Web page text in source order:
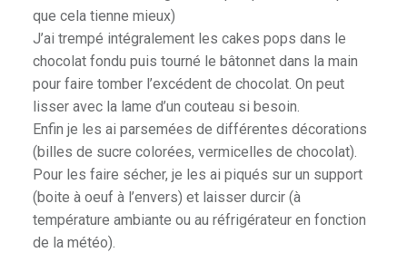
que cela tienne mieux)
J’ai trempé intégralement les cakes pops dans le
chocolat fondu puis tourné le bâtonnet dans la main
pour faire tomber l’excédent de chocolat. On peut
lisser avec la lame d’un couteau si besoin.
Enfin je les ai parsemées de différentes décorations
(billes de sucre colorées, vermicelles de chocolat).
Pour les faire sécher, je les ai piqués sur un support
(boite à oeuf à l’envers) et laisser durcir (à
température ambiante ou au réfrigérateur en fonction
de la météo).